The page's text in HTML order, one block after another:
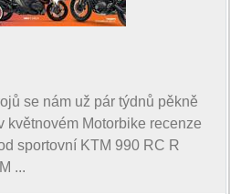
se nám už pár týdnů pěkně
květnovém Motorbike recenze
sportovní KTM 990 RC R
...